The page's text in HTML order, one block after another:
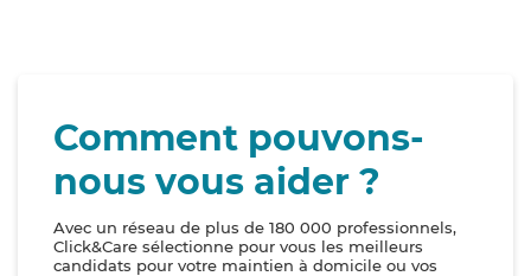
Comment pouvons-
nous vous aider ?
Avec un réseau de plus de 180 000 professionnels,
Click&Care sélectionne pour vous les meilleurs
candidats pour votre maintien à domicile ou vos